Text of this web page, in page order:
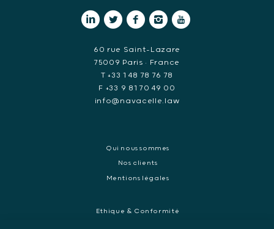
60 rue Saint-Lazare
75009 Paris • France
T +33 1 48 78 76 78
F +33 9 81 70 49 00
info@navacelle.law
Qui nous sommes
Nos clients
Mentions légales
Ethique & Conformité